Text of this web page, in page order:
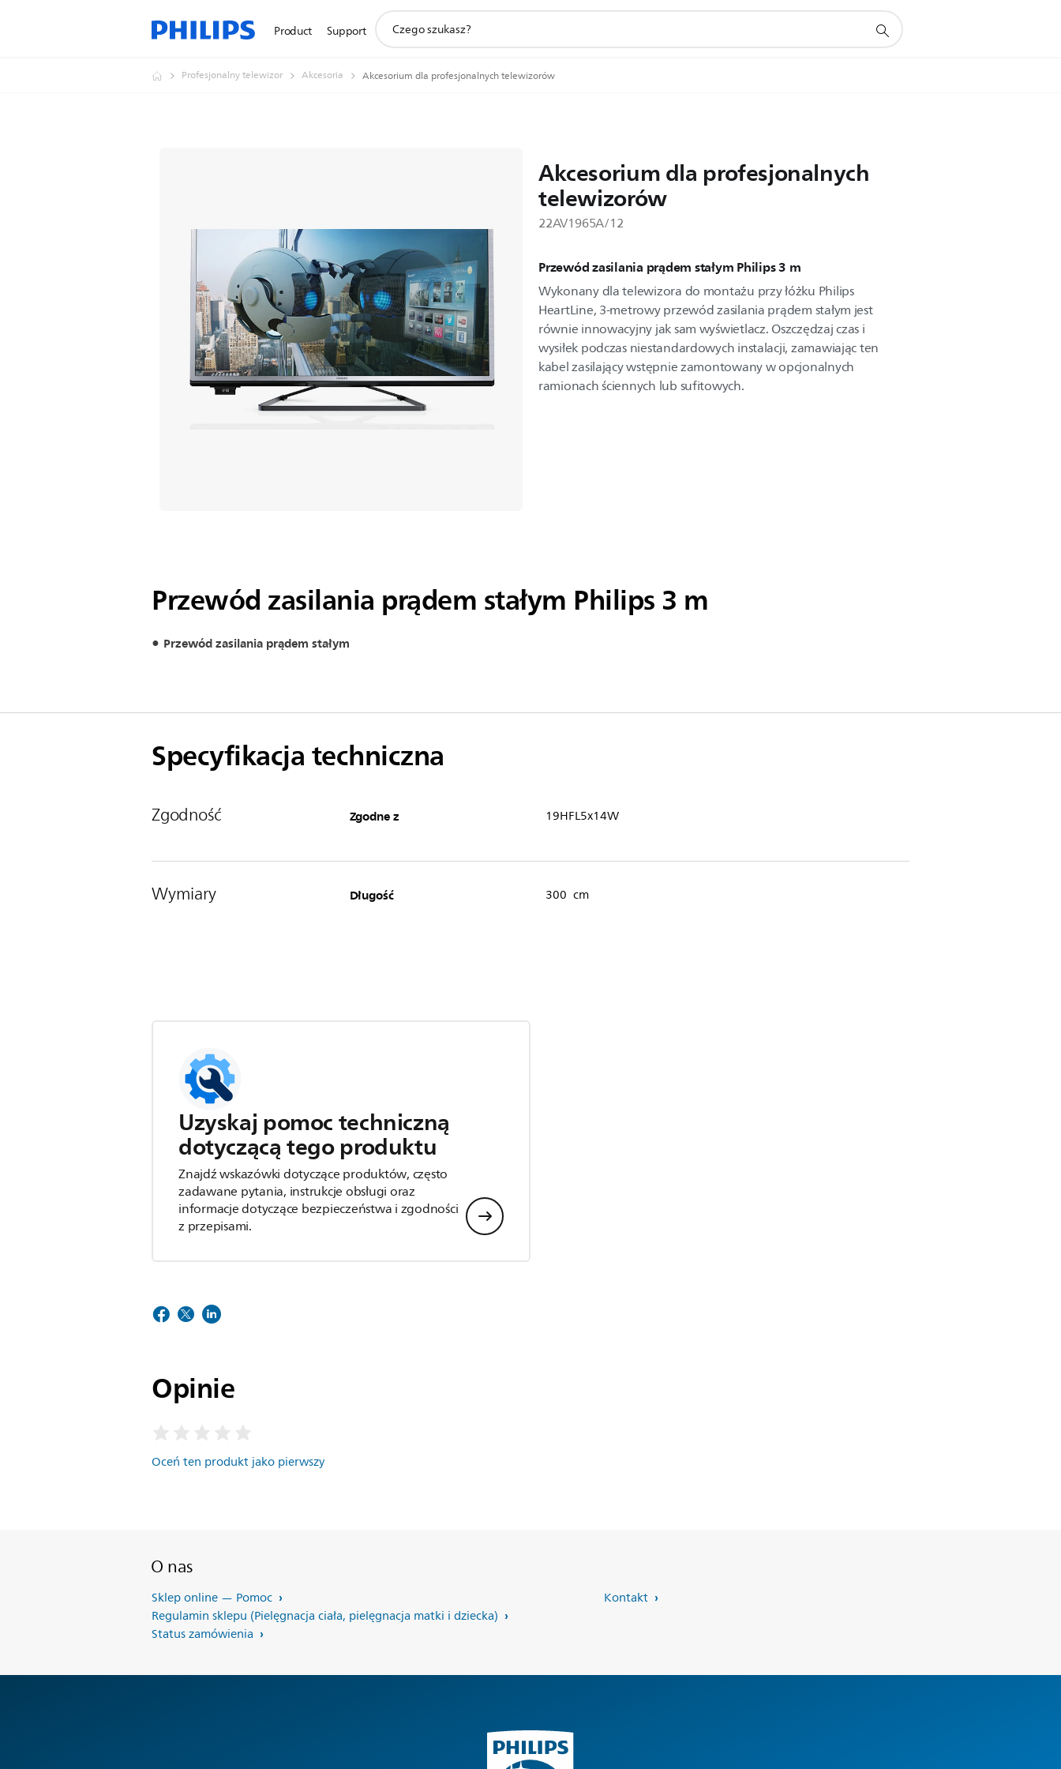
Product Support
wsparcie
Profesjonalny telewizor Akcesoria Akcesorium dla profesjonalnych telewizorów
Akcesorium dla profesjonalnych
telewizorów
22AV1965A/12
Przewód zasilania prądem stałym Philips 3 m
Wykonany dla telewizora do montażu przy łóżku Philips
HeartLine, 3-metrowy przewód zasilania prądem stałym jest
równie innowacyjny jak sam wyświetlacz. Oszczędzaj czas i
wysiłek podczas niestandardowych instalacji, zamawiając ten
kabel zasilający wstępnie zamontowany w opcjonalnych
ramionach ściennych lub sufitowych.
Przewód zasilania prądem stałym Philips 3 m
Przewód zasilania prądem stałym
Specyfikacja techniczna
Zgodność Zgodne z 19HFL5x14W
Wymiary Długość 300 cm
Uzyskaj pomoc techniczną
dotyczącą tego produktu
Znajdź wskazówki dotyczące produktów, często
zadawane pytania, instrukcje obsługi oraz
informacje dotyczące bezpieczeństwa i zgodności
z przepisami.
Opinie
Oceń ten produkt jako pierwszy
O nas
Sklep online — Pomoc
Regulamin sklepu (Pielęgnacja ciała, pielęgnacja matki i dziecka)
Status zamówienia
Kontakt